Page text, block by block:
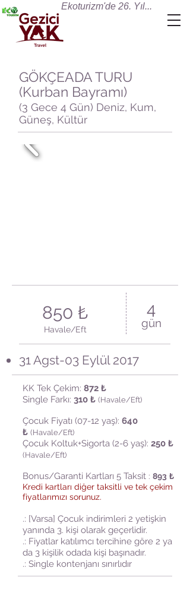
Ekoturizm'de 26. Yıl...
GÖKÇEADA TURU
(Kurban Bayramı)
(3 Gece 4 Gün) Deniz, Kum,
Güneş, Kültür
850 ₺
Havale/Eft
4
gün
31 Agst-03 Eylül 2017
KK Tek Çekim: 872 ₺
Single Farkı: 310 ₺ (Havale/Eft)
Çocuk Fiyatı (07-12 yaş): 640
₺ (Havale/Eft)
Çocuk Koltuk+Sigorta (2-6 yaş): 250 ₺
(Havale/Eft)
Bonus/Garanti Kartları 5 Taksit : 893 ₺
Kredi kartları diğer taksitli ve tek çekim
fiyatlarımızı sorunuz.
.: [Varsa] Çocuk indirimleri 2 yetişkin
yanında 3. kişi olarak geçerlidir.
.: Fiyatlar katılımcı tercihine göre 2 ya
da 3 kişilik odada kişi başınadır.
.: Single kontenjanı sınırlıdır